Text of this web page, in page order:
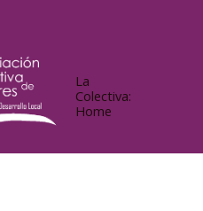
La
Colectiva:
Home